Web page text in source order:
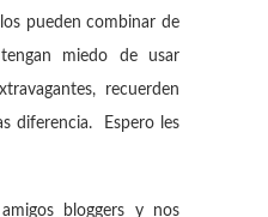
pueden combinar de
miedo de usar
recuerden
diferencia. Espero les
bloggers y nos